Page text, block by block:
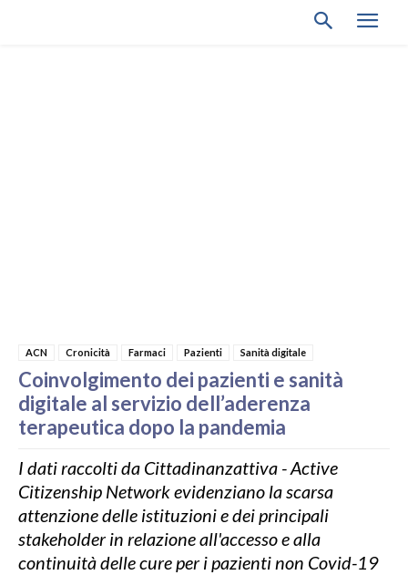
ACN Cronicità Farmaci Pazienti Sanità digitale
Coinvolgimento dei pazienti e sanità
digitale al servizio dell’aderenza
terapeutica dopo la pandemia
I dati raccolti da Cittadinanzattiva - Active
Citizenship Network evidenziano la scarsa
attenzione delle istituzioni e dei principali
stakeholder in relazione all'accesso e alla
continuità delle cure per i pazienti non Covid-19